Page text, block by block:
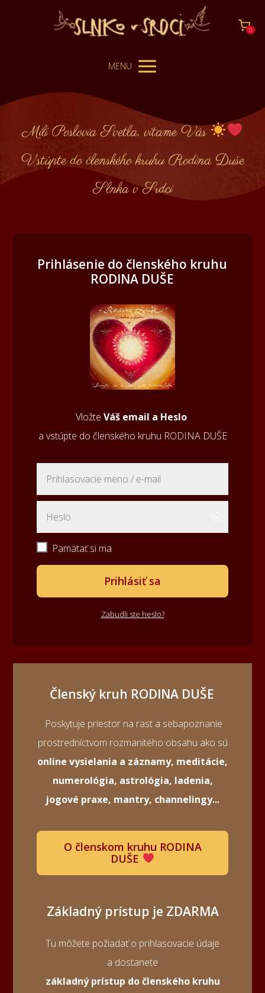
0
MENU
Milí Poslovia Svetla, vítame Vás
Vstúpte do členského kruhu Rodina Duše
Slnka v Srdci
Prihlásenie do členského kruhu
RODINA DUŠE
Vložte Váš email a Heslo
a vstúpte do členského kruhu RODINA DUŠE
Pamätať si ma
Prihlásiť sa
Zabudli ste heslo?
Členský kruh RODINA DUŠE
Poskytuje priestor na rast a sebapoznanie
prostredníctvom rozmanitého obsahu ako sú
online vysielania a záznamy, meditácie,
numerológia, astrológia, ladenia,
jogové praxe, mantry, channelingy...
O členskom kruhu RODINA
DUŠE
Základný prístup je ZDARMA
Tu môžete požiadať o prihlasovacie údaje
a dostanete
základný prístup do členského kruhu